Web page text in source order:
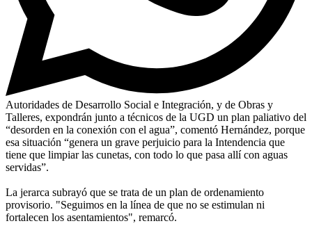
Autoridades de Desarrollo Social e Integración, y de Obras y
Talleres, expondrán junto a técnicos de la UGD un plan paliativo del
“desorden en la conexión con el agua”, comentó Hernández, porque
esa situación “genera un grave perjuicio para la Intendencia que
tiene que limpiar las cunetas, con todo lo que pasa allí con aguas
servidas”.
La jerarca subrayó que se trata de un plan de ordenamiento
provisorio. "Seguimos en la línea de que no se estimulan ni
fortalecen los asentamientos", remarcó.